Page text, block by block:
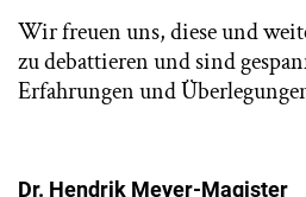
Wir freuen uns, diese und
zu debattieren und sind
Erfahrungen und
Dr. Hendrik Meyer-Magister